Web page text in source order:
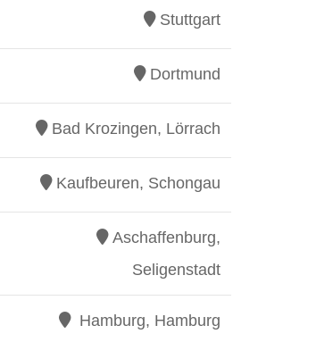
Stuttgart
Dortmund
Bad Krozingen, Lörrach
Kaufbeuren, Schongau
Aschaffenburg,
Seligenstadt
Hamburg, Hamburg